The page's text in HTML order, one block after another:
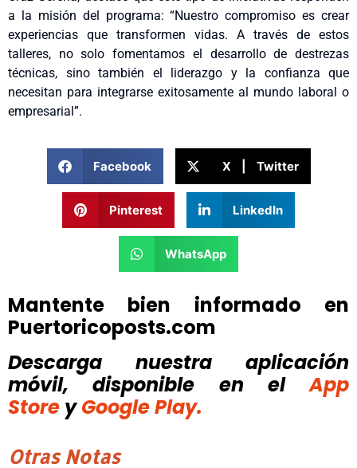
a la misión del programa: “Nuestro compromiso es crear
experiencias que transformen vidas. A través de estos
talleres, no solo fomentamos el desarrollo de destrezas
técnicas, sino también el liderazgo y la confianza que
necesitan para integrarse exitosamente al mundo laboral o
empresarial”.
Facebook X | Twitter
Pinterest LinkedIn
WhatsApp
Mantente bien informado en
Puertoricoposts.com
Descarga nuestra aplicación
móvil, disponible
en el
App
Store y Google Play.
Otras Notas